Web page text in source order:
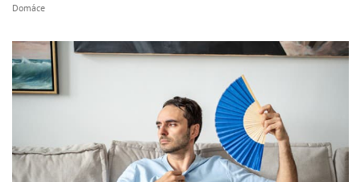
Domáce